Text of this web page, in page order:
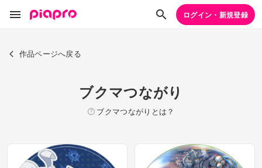
ログイン・新規登録
作品ページへ戻る
ブクマつながり
ブクマつながりとは？